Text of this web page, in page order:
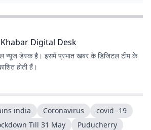
Digital Desk
न्यूज डेस्क है। इसमें प्रभात खबर के डिजिटल टीम के
होती हैं।
india Coronavirus
covid -19
Till 31 May
Puducherry